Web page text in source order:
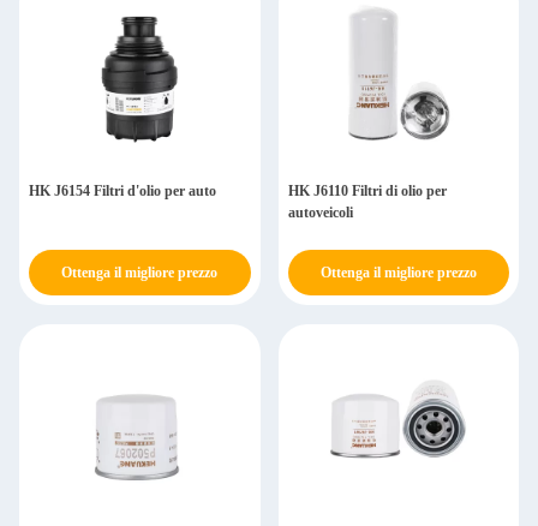
HK J6154 Filtri d'olio per auto
Ottenga il migliore prezzo
HK J6110 Filtri di olio per
autoveicoli
Ottenga il migliore prezzo